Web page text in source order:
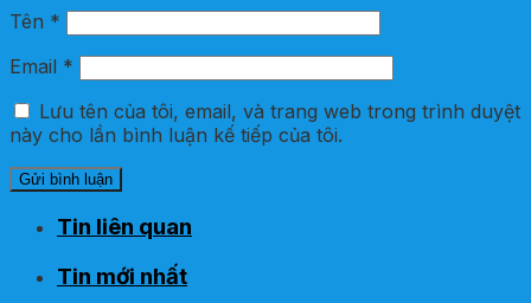
Tên *
Email *
Lưu tên của tôi, email, và trang web trong trình duyệt
này cho lần bình luận kế tiếp của tôi.
Tin liên quan
Tin mới nhất